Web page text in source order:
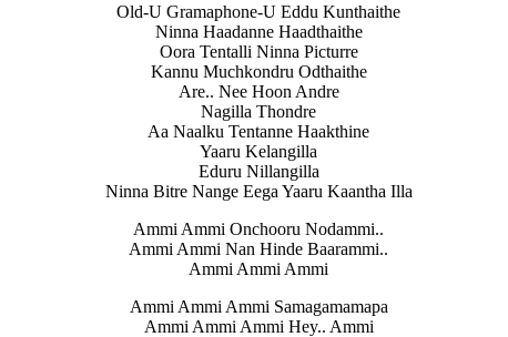
Old-U Gramaphone-U Eddu Kunthaithe
Ninna Haadanne Haadthaithe
Oora Tentalli Ninna Picturre
Kannu Muchkondru Odthaithe
Are.. Nee Hoon Andre
Nagilla Thondre
Aa Naalku Tentanne Haakthine
Yaaru Kelangilla
Eduru Nillangilla
Ninna Bitre Nange Eega Yaaru Kaantha Illa
Ammi Ammi Onchooru Nodammi..
Ammi Ammi Nan Hinde Baarammi..
Ammi Ammi Ammi
Ammi Ammi Ammi Samagamamapa
Ammi Ammi Ammi Hey.. Ammi